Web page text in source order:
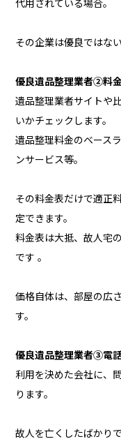
代用されている場合。
その企業は優良ではない
優良遺品整理業者②料
遺品整理業者サイトや
いかチェックします。
遺品整理料金のベース
ンサービス等。
その料金表だけで適正
定できます。
料金表は大抵、故人宅
です 。
価格自体は、部屋の広
す。
優良遺品整理業者③電
利用を決めた会社に、
ります。
故人を亡くしたばかり